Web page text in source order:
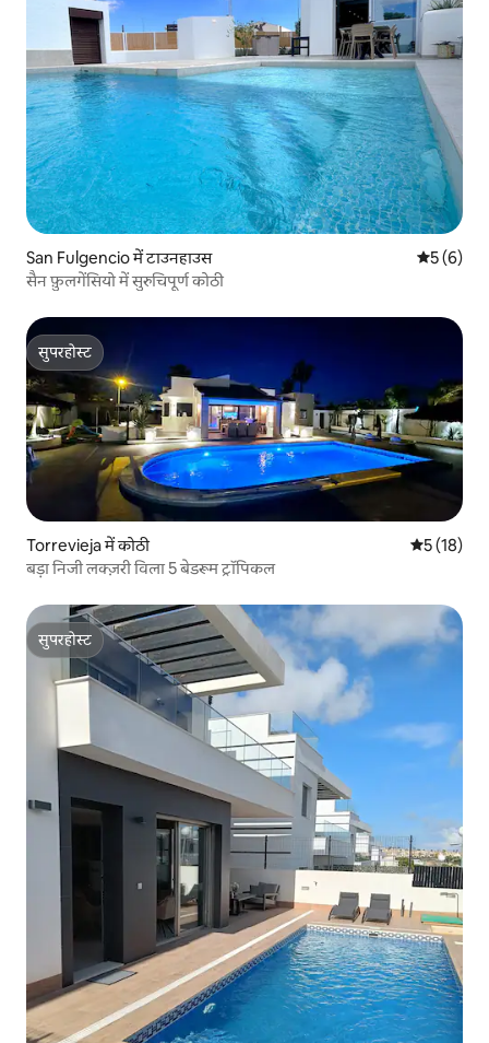
San Fulgencio में टाउनहाउस औसत रेटिंग
5 (6)
सैन फ़ुलगेंसियो में सुरुचिपूर्ण कोठी
सुपरहोस्ट
सुपरहोस्ट
Torrevieja में कोठी औसत रेटिंग
5 (18)
बड़ा निजी लक्ज़री विला 5 बेडरूम ट्रॉपिकल
सुपरहोस्ट
सुपरहोस्ट